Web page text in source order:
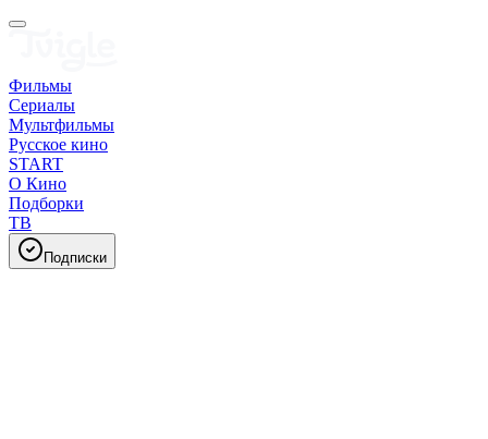
Фильмы
Сериалы
Мультфильмы
Русское кино
START
О Кино
Подборки
ТВ
Подписки